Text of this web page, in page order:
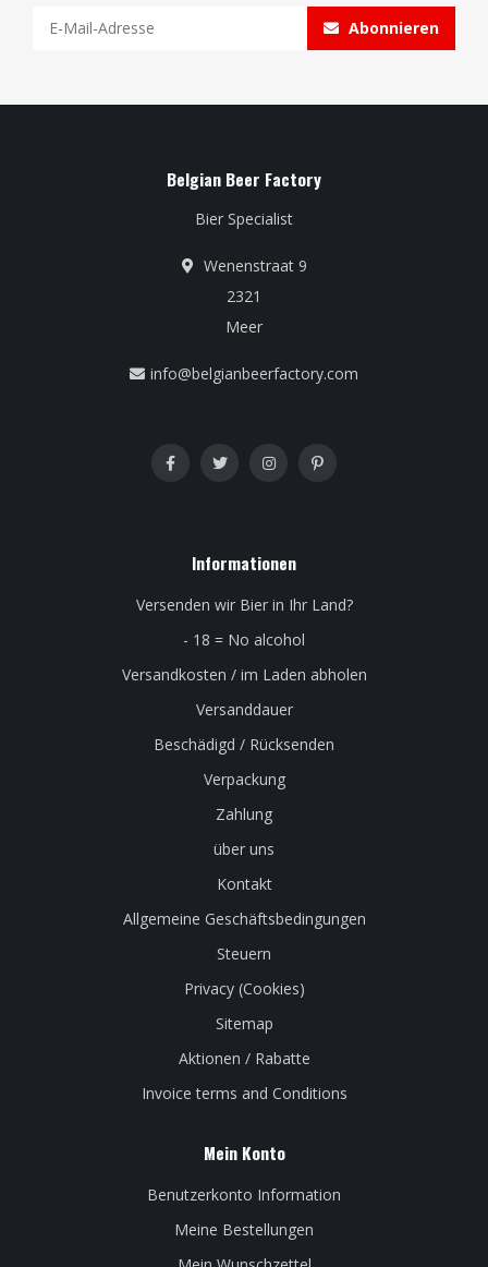
Abonnieren
Belgian Beer Factory
Bier Specialist
Wenenstraat 9
2321
Meer
info@belgianbeerfactory.com
Informationen
Versenden wir Bier in Ihr Land?
- 18 = No alcohol
Versandkosten / im Laden abholen
Versanddauer
Beschädigd / Rücksenden
Verpackung
Zahlung
über uns
Kontakt
Allgemeine Geschäftsbedingungen
Steuern
Privacy (Cookies)
Sitemap
Aktionen / Rabatte
Invoice terms and Conditions
Mein Konto
Benutzerkonto Information
Meine Bestellungen